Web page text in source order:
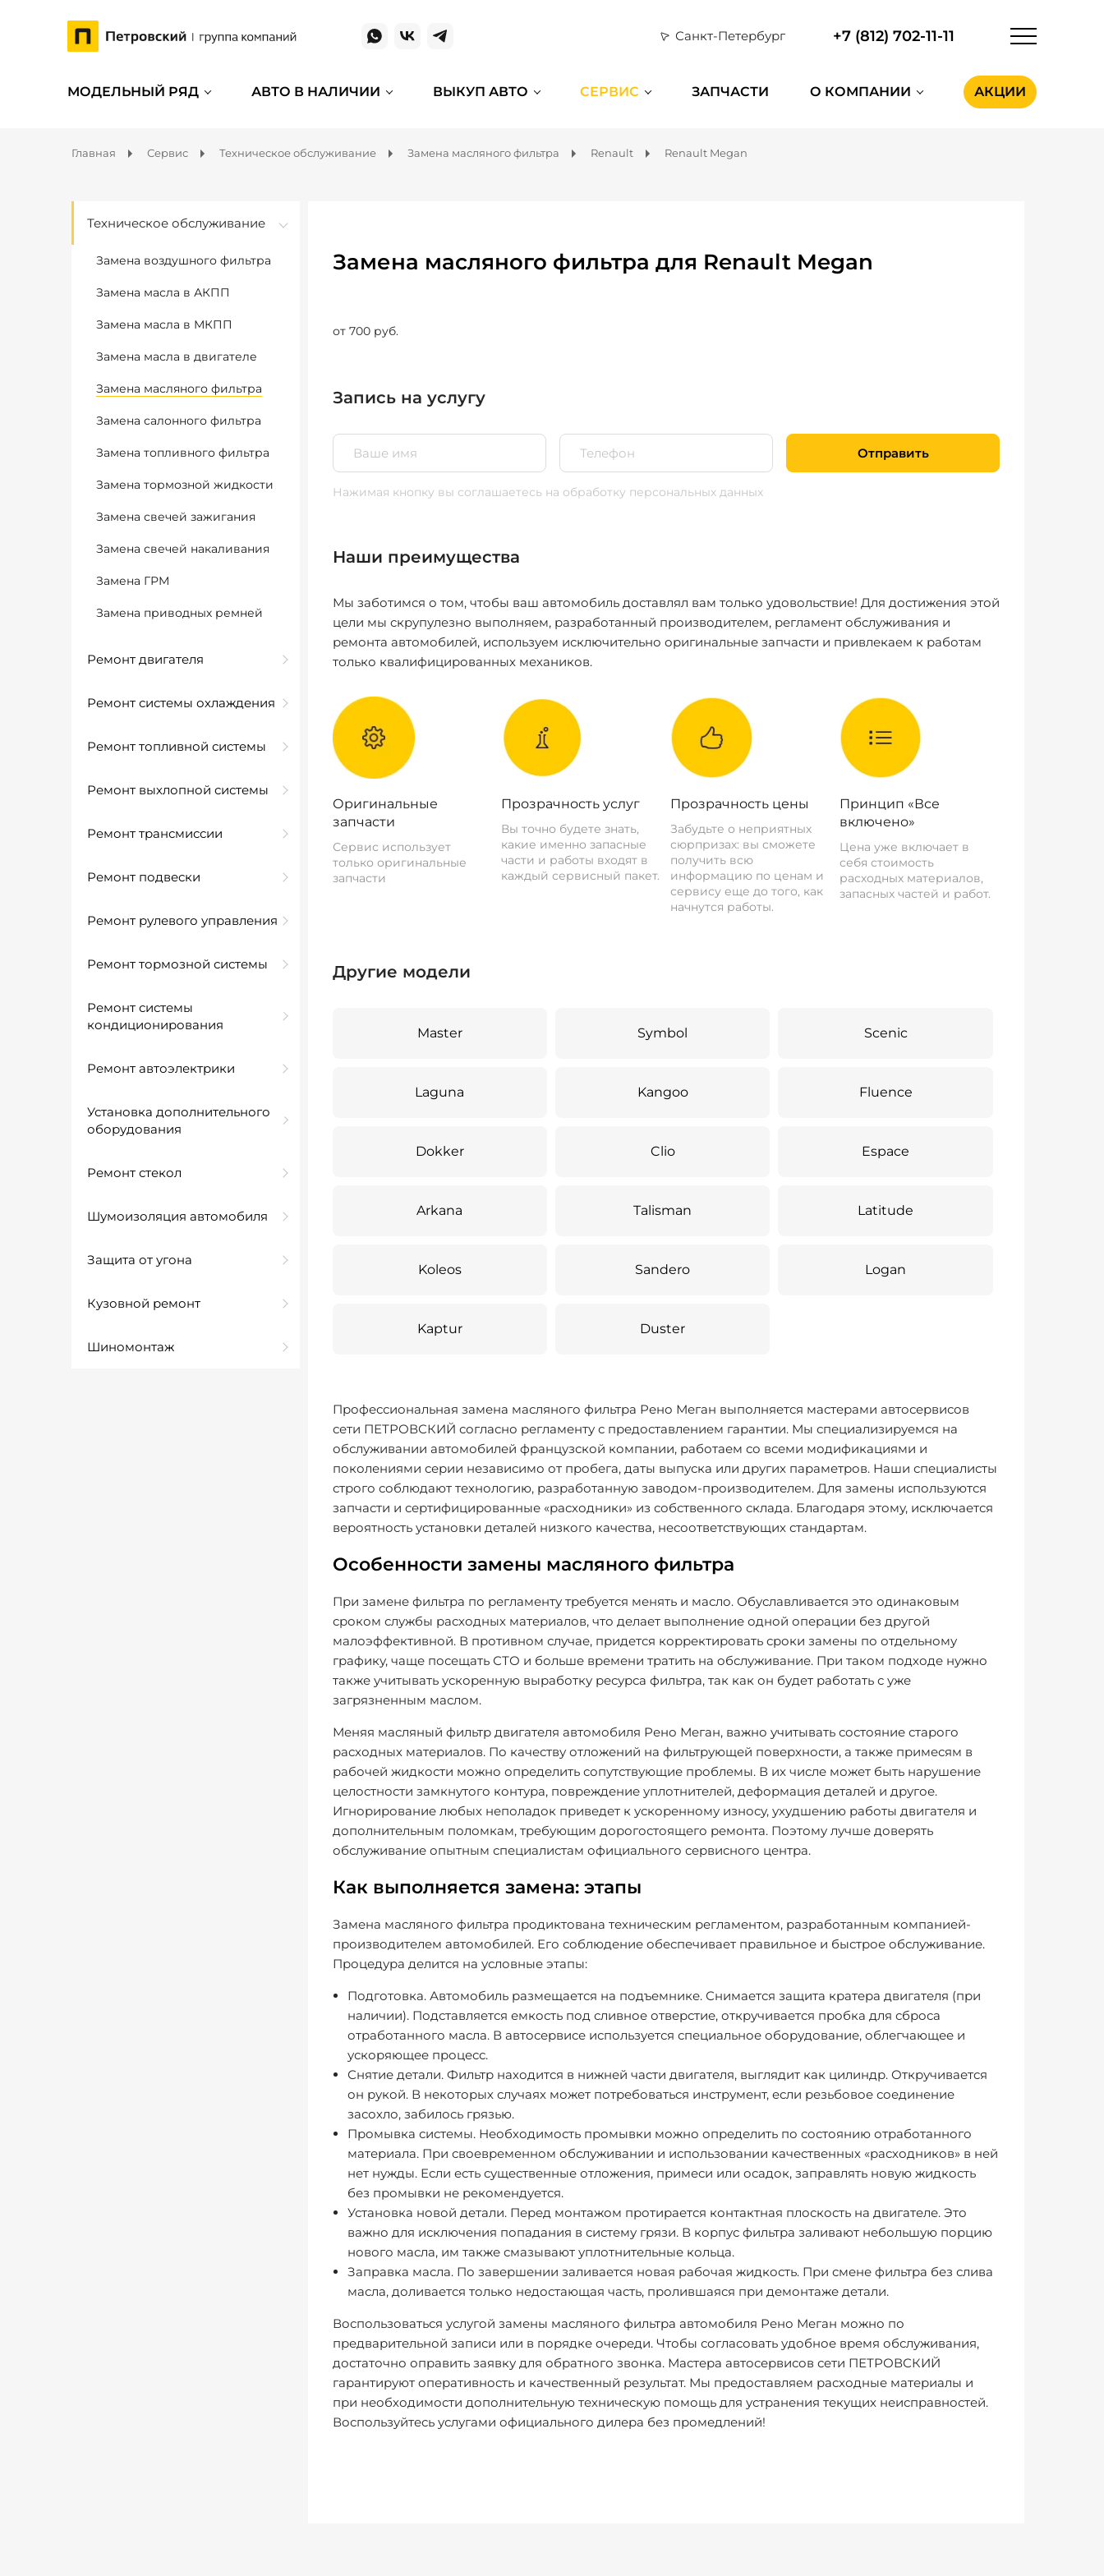
Санкт-Петербург +7 (812) 702-11-11
МОДЕЛЬНЫЙ РЯД АВТО В НАЛИЧИИ ВЫКУП АВТО СЕРВИС ЗАПЧАСТИ О КОМПАНИИ АКЦИИ
Главная Сервис Техническое обслуживание Замена масляного фильтра Renault Renault Megan
Техническое обслуживание
Замена воздушного фильтра
Замена масла в АКПП
Замена масла в МКПП
Замена масла в двигателе
Замена масляного фильтра
Замена салонного фильтра
Замена топливного фильтра
Замена тормозной жидкости
Замена свечей зажигания
Замена свечей накаливания
Замена ГРМ
Замена приводных ремней
Ремонт двигателя
Ремонт системы охлаждения
Ремонт топливной системы
Ремонт выхлопной системы
Ремонт трансмиссии
Ремонт подвески
Ремонт рулевого управления
Ремонт тормозной системы
Ремонт системы
кондиционирования
Ремонт автоэлектрики
Установка дополнительного
оборудования
Ремонт стекол
Шумоизоляция автомобиля
Защита от угона
Кузовной ремонт
Шиномонтаж
Замена масляного фильтра для Renault Megan
от 700 руб.
Запись на услугу
Отправить
Нажимая кнопку вы соглашаетесь на обработку персональных данных
Наши преимущества
Мы заботимся о том, чтобы ваш автомобиль доставлял вам только удовольствие! Для достижения этой
цели мы скрупулезно выполняем, разработанный производителем, регламент обслуживания и
ремонта автомобилей, используем исключительно оригинальные запчасти и привлекаем к работам
только квалифицированных механиков.
Оригинальные
запчасти
Сервис использует
только оригинальные
запчасти
Прозрачность услуг
Вы точно будете знать,
какие именно запасные
части и работы входят в
каждый сервисный пакет.
Прозрачность цены
Забудьте о неприятных
сюрпризах: вы сможете
получить всю
информацию по ценам и
сервису еще до того, как
начнутся работы.
Принцип «Все
включено»
Цена уже включает в
себя стоимость
расходных материалов,
запасных частей и работ.
Другие модели
Master Symbol Scenic
Laguna Kangoo Fluence
Dokker Clio Espace
Arkana Talisman Latitude
Koleos Sandero Logan
Kaptur Duster
Профессиональная замена масляного фильтра Рено Меган выполняется мастерами автосервисов
сети ПЕТРОВСКИЙ согласно регламенту с предоставлением гарантии. Мы специализируемся на
обслуживании автомобилей французской компании, работаем со всеми модификациями и
поколениями серии независимо от пробега, даты выпуска или других параметров. Наши специалисты
строго соблюдают технологию, разработанную заводом-производителем. Для замены используются
запчасти и сертифицированные «расходники» из собственного склада. Благодаря этому, исключается
вероятность установки деталей низкого качества, несоответствующих стандартам.
Особенности замены масляного фильтра
При замене фильтра по регламенту требуется менять и масло. Обуславливается это одинаковым
сроком службы расходных материалов, что делает выполнение одной операции без другой
малоэффективной. В противном случае, придется корректировать сроки замены по отдельному
графику, чаще посещать СТО и больше времени тратить на обслуживание. При таком подходе нужно
также учитывать ускоренную выработку ресурса фильтра, так как он будет работать с уже
загрязненным маслом.
Меняя масляный фильтр двигателя автомобиля Рено Меган, важно учитывать состояние старого
расходных материалов. По качеству отложений на фильтрующей поверхности, а также примесям в
рабочей жидкости можно определить сопутствующие проблемы. В их числе может быть нарушение
целостности замкнутого контура, повреждение уплотнителей, деформация деталей и другое.
Игнорирование любых неполадок приведет к ускоренному износу, ухудшению работы двигателя и
дополнительным поломкам, требующим дорогостоящего ремонта. Поэтому лучше доверять
обслуживание опытным специалистам официального сервисного центра.
Как выполняется замена: этапы
Замена масляного фильтра продиктована техническим регламентом, разработанным компанией-
производителем автомобилей. Его соблюдение обеспечивает правильное и быстрое обслуживание.
Процедура делится на условные этапы:
Подготовка. Автомобиль размещается на подъемнике. Снимается защита кратера двигателя (при
наличии). Подставляется емкость под сливное отверстие, откручивается пробка для сброса
отработанного масла. В автосервисе используется специальное оборудование, облегчающее и
ускоряющее процесс.
Снятие детали. Фильтр находится в нижней части двигателя, выглядит как цилиндр. Откручивается
он рукой. В некоторых случаях может потребоваться инструмент, если резьбовое соединение
засохло, забилось грязью.
Промывка системы. Необходимость промывки можно определить по состоянию отработанного
материала. При своевременном обслуживании и использовании качественных «расходников» в ней
нет нужды. Если есть существенные отложения, примеси или осадок, заправлять новую жидкость
без промывки не рекомендуется.
Установка новой детали. Перед монтажом протирается контактная плоскость на двигателе. Это
важно для исключения попадания в систему грязи. В корпус фильтра заливают небольшую порцию
нового масла, им также смазывают уплотнительные кольца.
Заправка масла. По завершении заливается новая рабочая жидкость. При смене фильтра без слива
масла, доливается только недостающая часть, пролившаяся при демонтаже детали.
Воспользоваться услугой замены масляного фильтра автомобиля Рено Меган можно по
предварительной записи или в порядке очереди. Чтобы согласовать удобное время обслуживания,
достаточно оправить заявку для обратного звонка. Мастера автосервисов сети ПЕТРОВСКИЙ
гарантируют оперативность и качественный результат. Мы предоставляем расходные материалы и
при необходимости дополнительную техническую помощь для устранения текущих неисправностей.
Воспользуйтесь услугами официального дилера без промедлений!